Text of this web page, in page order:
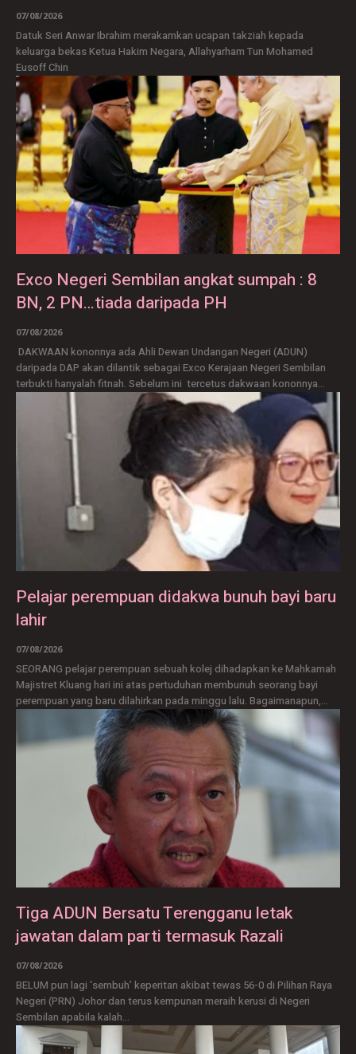
07/08/2026
Datuk Seri Anwar Ibrahim merakamkan ucapan takziah kepada
keluarga bekas Ketua Hakim Negara, Allahyarham Tun Mohamed
Eusoff Chin
Exco Negeri Sembilan angkat sumpah : 8
BN, 2 PN…tiada daripada PH
07/08/2026
DAKWAAN kononnya ada Ahli Dewan Undangan Negeri (ADUN)
daripada DAP akan dilantik sebagai Exco Kerajaan Negeri Sembilan
terbukti hanyalah fitnah. Sebelum ini tercetus dakwaan kononnya...
Pelajar perempuan didakwa bunuh bayi baru
lahir
07/08/2026
SEORANG pelajar perempuan sebuah kolej dihadapkan ke Mahkamah
Majistret Kluang hari ini atas pertuduhan membunuh seorang bayi
perempuan yang baru dilahirkan pada minggu lalu. Bagaimanapun,...
Tiga ADUN Bersatu Terengganu letak
jawatan dalam parti termasuk Razali
07/08/2026
BELUM pun lagi ‘sembuh’ keperitan akibat tewas 56-0 di Pilihan Raya
Negeri (PRN) Johor dan terus kempunan meraih kerusi di Negeri
Sembilan apabila kalah...